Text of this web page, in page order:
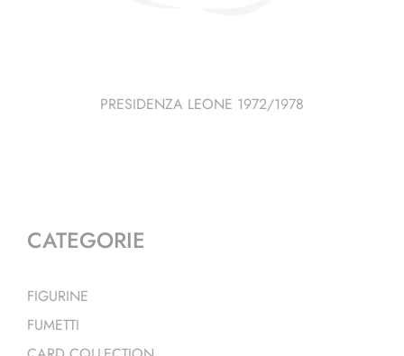
PRESIDENZA LEONE 1972/1978
CATEGORIE
FIGURINE
FUMETTI